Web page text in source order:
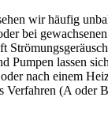
wir häufig
bei
Pumpen lassen
nach einem
Verfahren (A oder